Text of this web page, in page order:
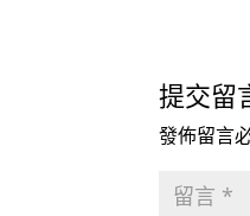
提交留
發佈留言